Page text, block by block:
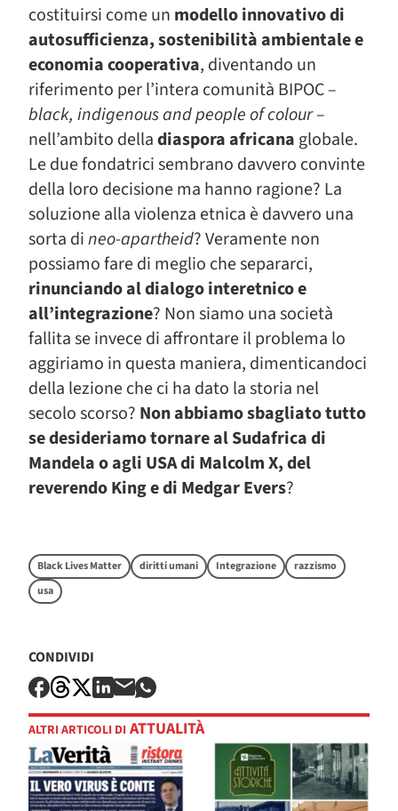
costituirsi come un modello innovativo di
autosufficienza, sostenibilità ambientale e
economia cooperativa, diventando un
riferimento per l’intera comunità BIPOC –
black, indigenous and people of colour–
nell’ambito delladiaspora africana globale.
Le due fondatrici sembrano davvero convinte
della loro decisione ma hanno ragione? La
soluzione alla violenza etnica è davvero una
sorta dineo-apartheid? Veramente non
possiamo fare di meglio che separarci,
rinunciando al dialogo interetnico e
all’integrazione? Non siamo una società
fallita se invece di affrontare il problema lo
aggiriamo in questa maniera, dimenticandoci
della lezione che ci ha dato la storia nel
secolo scorso? Non abbiamo sbagliato tutto
se desideriamo tornare al Sudafrica di
Mandela o agli USA di Malcolm X, del
reverendo King e di Medgar Evers?
Black Lives Matter diritti umani Integrazione
razzismo
usa
CONDIVIDI
ALTRI ARTICOLI DI ATTUALITÀ